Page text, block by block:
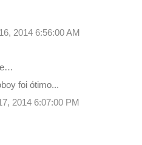
2014 6:56:00 AM
foi ótimo...
2014 6:07:00 PM